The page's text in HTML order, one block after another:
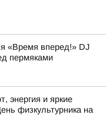
«Время вперед!» DJ
пермяками
энергия и яркие
физкультурника на